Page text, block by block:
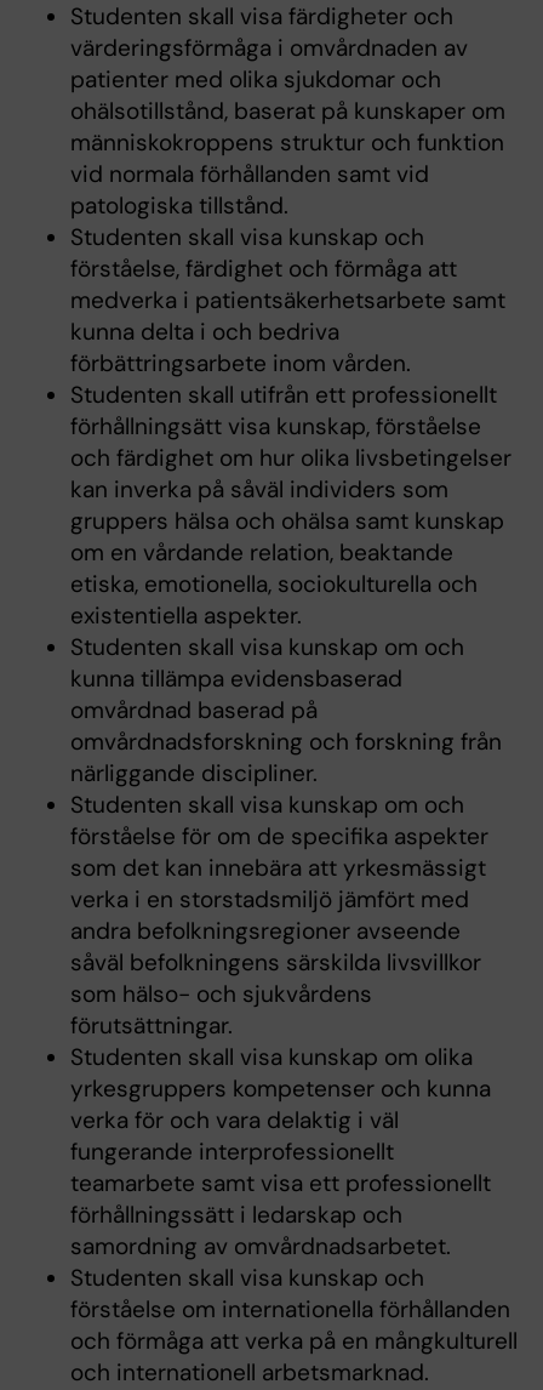
Studenten skall visa färdigheter och
värderingsförmåga i omvårdnaden av
patienter med olika sjukdomar och
ohälsotillstånd, baserat på kunskaper om
människokroppens struktur och funktion
vid normala förhållanden samt vid
patologiska tillstånd.
Studenten skall visa kunskap och
förståelse, färdighet och förmåga att
medverka i patientsäkerhetsarbete samt
kunna delta i och bedriva
förbättringsarbete inom vården.
Studenten skall utifrån ett professionellt
förhållningsätt visa kunskap, förståelse
och färdighet om hur olika livsbetingelser
kan inverka på såväl individers som
gruppers hälsa och ohälsa samt kunskap
om en vårdande relation, beaktande
etiska, emotionella, sociokulturella och
existentiella aspekter.
Studenten skall visa kunskap om och
kunna tillämpa evidensbaserad
omvårdnad baserad på
omvårdnadsforskning och forskning från
närliggande discipliner.
Studenten skall visa kunskap om och
förståelse för om de specifika aspekter
som det kan innebära att yrkesmässigt
verka i en storstadsmiljö jämfört med
andra befolkningsregioner avseende
såväl befolkningens särskilda livsvillkor
som hälso- och sjukvårdens
förutsättningar.
Studenten skall visa kunskap om olika
yrkesgruppers kompetenser och kunna
verka för och vara delaktig i väl
fungerande interprofessionellt
teamarbete samt visa ett professionellt
förhållningssätt i ledarskap och
samordning av omvårdnadsarbetet.
Studenten skall visa kunskap och
förståelse om internationella förhållanden
och förmåga att verka på en mångkulturell
och internationell arbetsmarknad.